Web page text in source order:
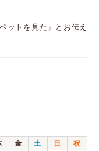
ットを見た」とお伝え
金 土 日
祝